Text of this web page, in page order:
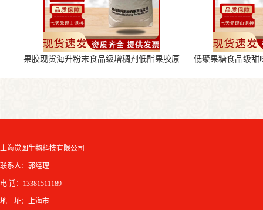
果胶现货海升粉末食品级增稠剂低酯果胶原
低聚果糖食品级甜
上海觉图生物科技有限公司
联系人：郭经理
电 话：13381511189
地 址：上海市